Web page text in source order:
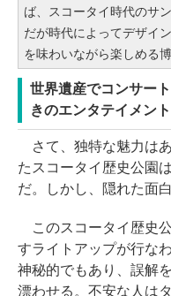
ば、スコータイ時代のサ
だが時代によってデザイ
を味わいながら楽しめる
世界遺産でコンサー
きのエンタテイメント
さて、独特な魅力は
たスコータイ歴史公園
だ。しかし、隠れた面
このスコータイ歴史
すライトアップが行な
神秘的でもあり、誤解
漂わせる。不安な人は